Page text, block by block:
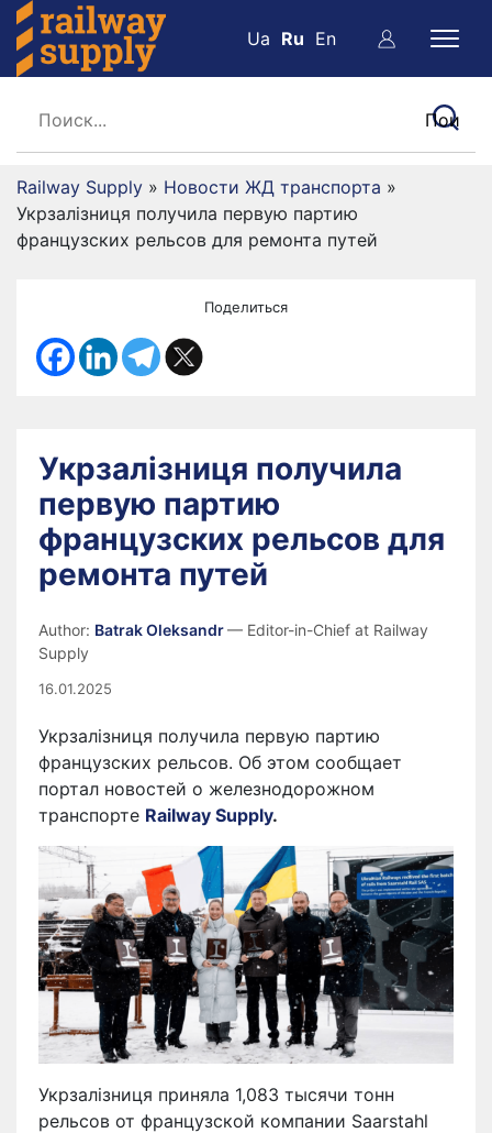
Ua Ru En
Railway Supply » Новости ЖД транспорта »
Укрзалізниця получила первую партию
французских рельсов для ремонта путей
Поделиться
Укрзалізниця получила
первую партию
французских рельсов для
ремонта путей
Author: Batrak Oleksandr— Editor-in-Chief at Railway
Supply
16.01.2025
Укрзалізниця получила первую партию
французских рельсов. Об этом сообщает
портал новостей о железнодорожном
транспорте Railway Supply.
Укрзалізниця приняла 1,083 тысячи тонн
рельсов от французской компании Saarstahl